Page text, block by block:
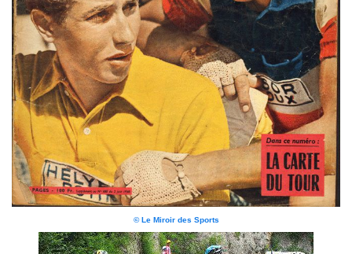
© Le Miroir des Sports